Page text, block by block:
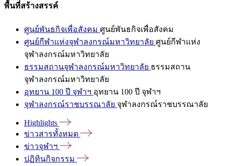
พื้นที่สร้างสรรค์
ศูนย์พันธกิจเพื่อสังคม ศูนย์พันธกิจเพื่อสังคม
ศูนย์กีฬาแห่งจุฬาลงกรณ์มหาวิทยาลัย ศูนย์กีฬาแห่ง
จุฬาลงกรณ์มหาวิทยาลัย
ธรรมสถานจุฬาลงกรณ์มหาวิทยาลัย ธรรมสถาน
จุฬาลงกรณ์มหาวิทยาลัย
อุทยาน 100 ปี จุฬาฯ อุทยาน 100 ปี จุฬาฯ
จุฬาลงกรณ์ราชบรรณาลัย จุฬาลงกรณ์ราชบรรณาลัย
Highlights
ข่าวสารทั้งหมด
ข่าวจุฬาฯ
ปฏิทินกิจกรรม